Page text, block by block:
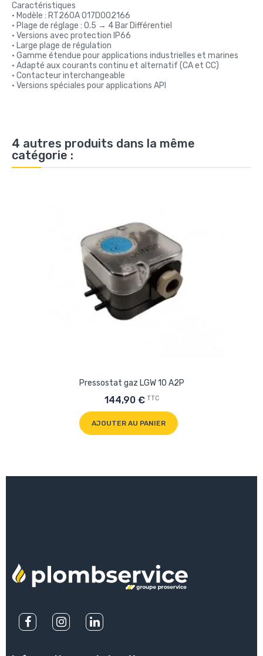
Caractéristiques
• Modèle : RT260A 017D002166
• Plage de réglage : 0.5 → 4 Bar Différentiel
• Versions avec protection IP66
• Large plage de régulation
• Gamme étendue pour applications industrielles et marines
• Adapté aux courants continu et alternatif (CA et CC)
• Contacteur interchangeable
• Versions spéciales pour applications API
4 autres produits dans la même
catégorie :
Pressostat gaz LGW 10 A2P
144,90 € TTC
AJOUTER AU PANIER